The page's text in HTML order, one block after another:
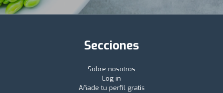
Secciones
Sobre nosotros
Log in
Añade tu perfil gratis